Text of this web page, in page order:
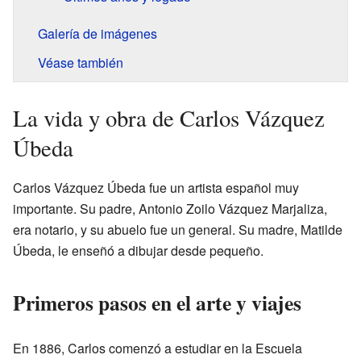
Galería de imágenes
Véase también
La vida y obra de Carlos Vázquez
Úbeda
Carlos Vázquez Úbeda fue un artista español muy
importante. Su padre, Antonio Zoilo Vázquez Marjaliza,
era notario, y su abuelo fue un general. Su madre, Matilde
Úbeda, le enseñó a dibujar desde pequeño.
Primeros pasos en el arte y viajes
En 1886, Carlos comenzó a estudiar en la Escuela